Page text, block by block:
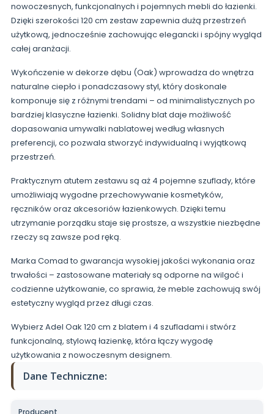
nowoczesnych, funkcjonalnych i pojemnych mebli do łazienki.
Dzięki szerokości 120 cm zestaw zapewnia dużą przestrzeń
użytkową, jednocześnie zachowując elegancki i spójny wygląd
całej aranżacji.
Wykończenie w dekorze dębu (Oak) wprowadza do wnętrza
naturalne ciepło i ponadczasowy styl, który doskonale
komponuje się z różnymi trendami – od minimalistycznych po
bardziej klasyczne łazienki. Solidny blat daje możliwość
dopasowania umywalki nablatowej według własnych
preferencji, co pozwala stworzyć indywidualną i wyjątkową
przestrzeń.
Praktycznym atutem zestawu są aż 4 pojemne szuflady, które
umożliwiają wygodne przechowywanie kosmetyków,
ręczników oraz akcesoriów łazienkowych. Dzięki temu
utrzymanie porządku staje się prostsze, a wszystkie niezbędne
rzeczy są zawsze pod ręką.
Marka Comad to gwarancja wysokiej jakości wykonania oraz
trwałości – zastosowane materiały są odporne na wilgoć i
codzienne użytkowanie, co sprawia, że meble zachowują swój
estetyczny wygląd przez długi czas.
Wybierz Adel Oak 120 cm z blatem i 4 szufladami i stwórz
funkcjonalną, stylową łazienkę, która łączy wygodę
użytkowania z nowoczesnym designem.
Dane Techniczne:
Producent